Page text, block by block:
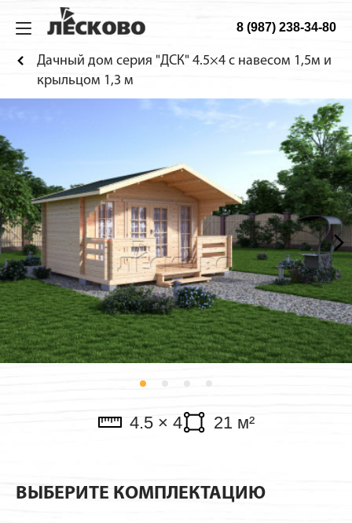
ИЗ МИНИБРУСА
Домики для детей
Веранды
Хоз. блоки
Садовая мебель
Будки для собак
Навесы для машин
Павильоны
ДОМА
ТЕХНОЛОГИЯ
Сборка дома
Фотогалерея
О КОМПАНИИ 8 (987) 238-34-80
Дачный дом серия "ДСК" 4.5×4 с навесом 1,5м и
крыльцом 1,3 м
4.5 × 4 21 м²
ВЫБЕРИТЕ КОМПЛЕКТАЦИЮ